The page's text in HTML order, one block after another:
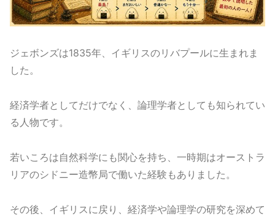
ジェボンズは1835年、イギリスのリバプールに生まれま
した。
経済学者としてだけでなく、論理学者としても知られてい
る人物です。
若いころは自然科学にも関心を持ち、一時期はオーストラ
リアのシドニー造幣局で働いた経験もありました。
その後、イギリスに戻り、経済学や論理学の研究を深めて